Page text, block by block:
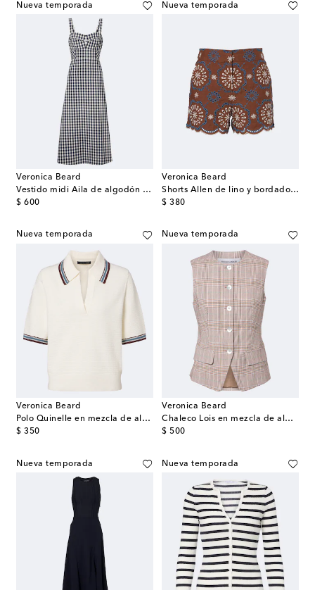
Nueva temporada
Veronica Beard
Vestido midi Aila de algodón a cuadros Vichy
$ 600
original price
Nueva temporada
Veronica Beard
Shorts Allen de lino y bordado inglés
$ 380
original price
Nueva temporada
Veronica Beard
Polo Quinelle en mezcla de algodón
$ 350
original price
Nueva temporada
Veronica Beard
Chaleco Lois en mezcla de algodón y lino a cuadros
$ 500
original price
Nueva temporada Nueva temporada